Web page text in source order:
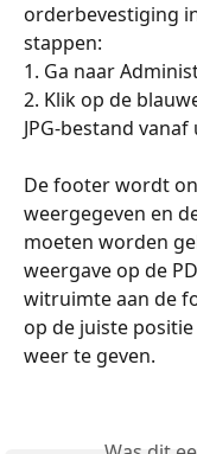
orderbevestiging
stappen:
1. Ga naar
2. Klik op de
JPG-bestand
De footer wordt
weergegeven en
moeten worden
weergave op de
witruimte aan de
op de juiste
weer te geven.